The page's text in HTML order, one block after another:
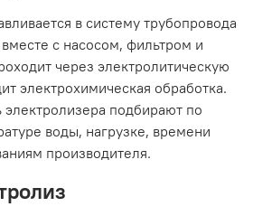
в систему трубопровода
с насосом, фильтром и
через электролитическую
электрохимическая обработка.
электролизера подбирают по
воды, нагрузке, времени
производителя.